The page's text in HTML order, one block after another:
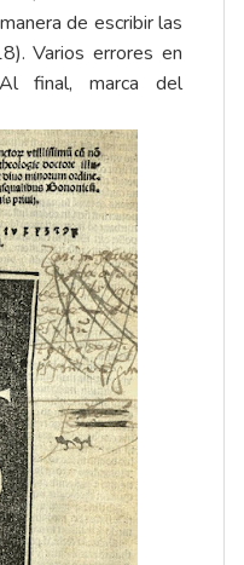
de escribir las
Varios errores en
final, marca del